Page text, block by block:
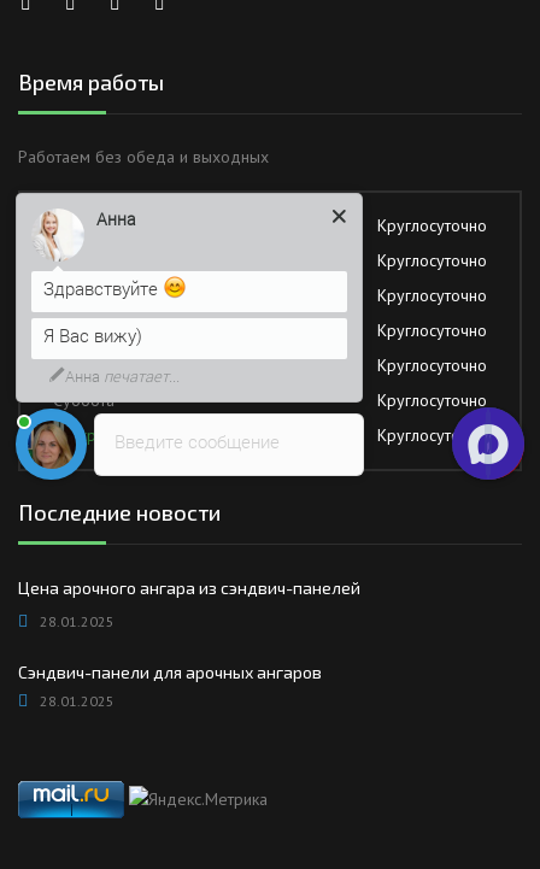
Время работы
Работаем без обеда и выходных
Понедельник
Круглосуточно
Вторник
Круглосуточно
Среда
Круглосуточно
Четверг
Круглосуточно
Пятница
Круглосуточно
Суббота
Круглосуточно
Воскресение
Круглосуточно
Последние новости
Цена арочного ангара из сэндвич-панелей
28.01.2025
Сэндвич-панели для арочных ангаров
28.01.2025
Введите сообщение
Анна
Здравствуйте
Я Вас вижу)
Напишите сюда свой вопрос.
Возможно, его решение будет
быстрее